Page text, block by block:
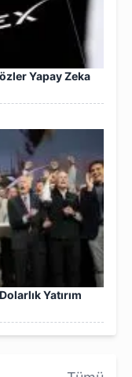
Yapay Zeka
Yatırım